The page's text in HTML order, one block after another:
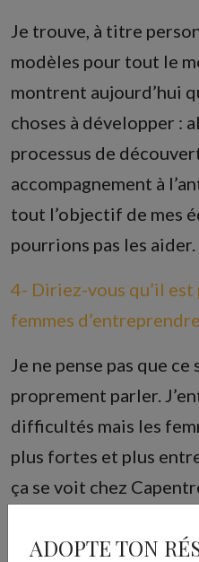
ADOPTE TON
Je trouve, à titre
modèles pour tout le
montrent aujourd’hui
choses à développer :
processus de
accompagnement à
tout l’objectif de mes
pourrions pas les aider.
4- Diriez-vous qu’il
femmes
Je ne pense pas que
proprement parler.
difficultés mais les
plus fortes et plus
ça se voit chez
sont des indicateurs